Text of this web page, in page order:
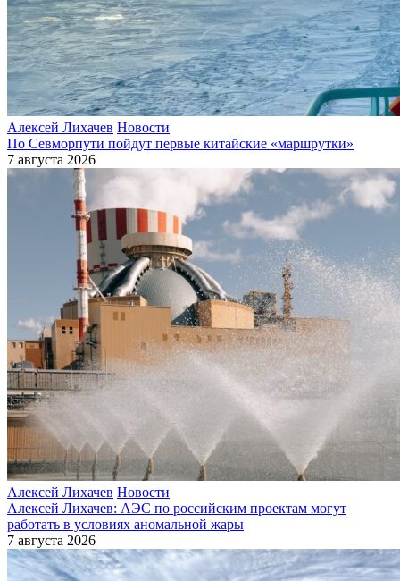
Алексей Лихачев Новости
По Севморпути пойдут первые китайские «маршрутки»
7 августа 2026
Алексей Лихачев Новости
Алексей Лихачев: АЭС по российским проектам могут
работать в условиях аномальной жары
7 августа 2026